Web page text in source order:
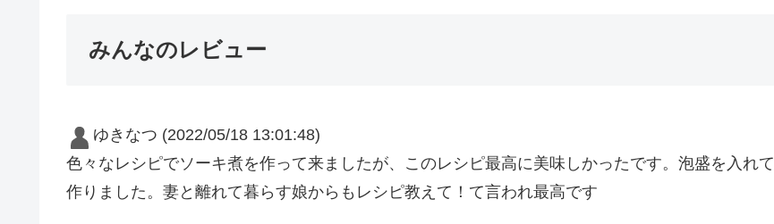
みんなのレビュー
ゆきなつ (2022/05/18 13:01:48)
色々なレシピでソーキ煮を作って来ましたが、このレシピ最高に美味しかったです。泡盛を入れて
作りました。妻と離れて暮らす娘からもレシピ教えて！て言われ最高です